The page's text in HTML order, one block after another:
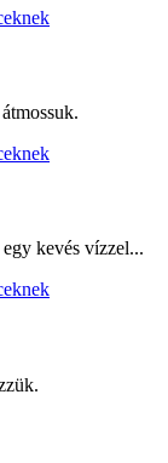
kevés vízzel...